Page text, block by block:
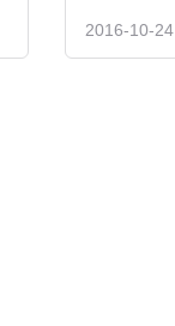
2016-10-24